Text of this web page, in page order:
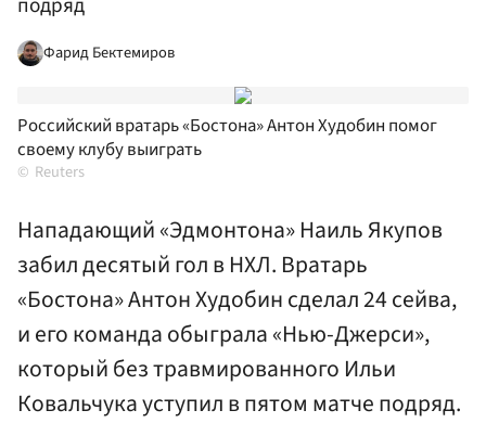
Фарид Бектемиров
Российский вратарь «Бостона» Антон Худобин помог
своему клубу выиграть
Reuters
Нападающий «Эдмонтона» Наиль Якупов
забил десятый гол в НХЛ. Вратарь
«Бостона» Антон Худобин сделал 24 сейва,
и его команда обыграла «Нью-Джерси»,
который без травмированного Ильи
Ковальчука уступил в пятом матче подряд.